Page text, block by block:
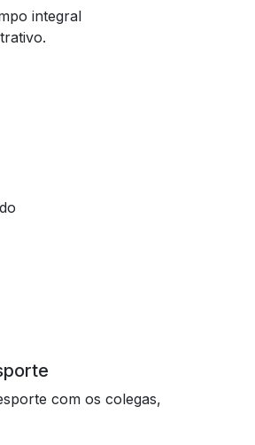
integral
com os colegas,